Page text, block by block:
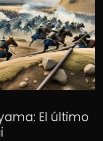
El último